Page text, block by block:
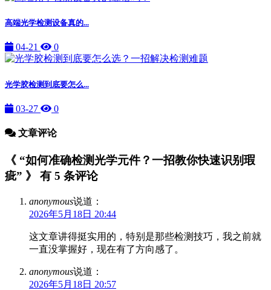
高端光学检测设备真的...
04-21 0
光学胶检测到底要怎么...
03-27 0
文章评论
《 “如何准确检测光学元件？一招教你快速识别瑕
疵” 》 有 5 条评论
anonymous说道：
2026年5月18日 20:44
这文章讲得挺实用的，特别是那些检测技巧，我之前就
一直没掌握好，现在有了方向感了。
anonymous说道：
2026年5月18日 20:57